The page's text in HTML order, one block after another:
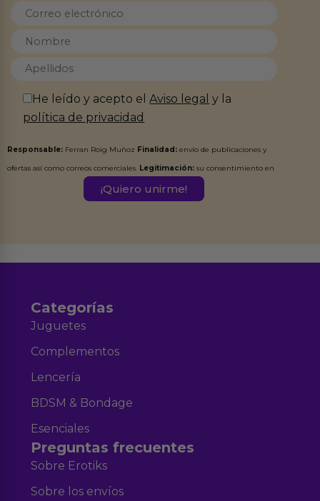
He leído y acepto elAviso legal y la
política de privacidad
Responsable: Ferran Roig Muñoz Finalidad: envío de publicaciones y
ofertas así como correos comerciales. Legitimación: su consentimiento en
Destinatarios:Ferran Roig Muñoz. Podrás ejercer tus
Categorías
Juguetes
Complementos
Lencería
BDSM & Bondage
Esenciales
Preguntas frecuentes
Sobre Erotiks
Sobre los envíos